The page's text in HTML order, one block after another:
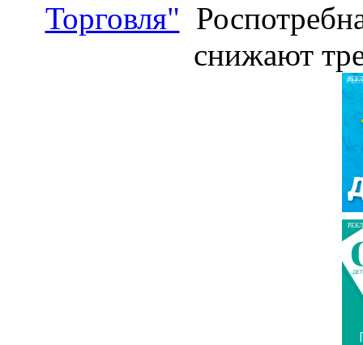
Торговля"
снижают